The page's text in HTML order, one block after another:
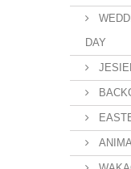
DAY